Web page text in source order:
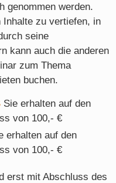
genommen werden.
zu vertiefen, in
seine
kann auch die anderen
zum Thema
buchen.
Sie erhalten auf den
von 100,- €
auf den
von 100,- €
erst mit Abschluss des